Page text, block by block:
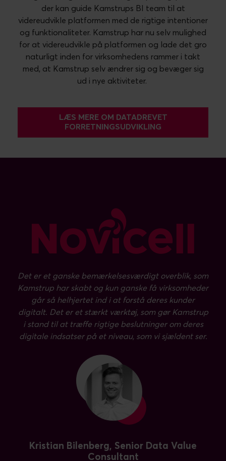
der kan guide Kamstrups BI team til at
videreudvikle platformen med de rigtige intentioner
og funktionaliteter. Kamstrup har nu selv mulighed
for at videreudvikle på platformen og lade det gro
naturligt inden for virksomhedens rammer i takt
med, at Kamstrup selv ændrer sig og bevæger sig
ud i nye aktiviteter.
LÆS MERE OM DATADREVET
FORRETNINGSUDVIKLING
Det er et ganske bemærkelsesværdigt overblik, som
Kamstrup har skabt og kun ganske få virksomheder
går så helhjertet ind i at forstå deres kunder
digitalt. Det er et stærkt værktøj, som gør Kamstrup
i stand til at træffe rigtige beslutninger om deres
digitale indsatser på et niveau, som vi sjældent ser.
Kristian Bilenberg, Senior Data Value
Consultant